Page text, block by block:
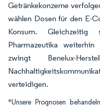
Getränkekonzerne
wählen Dosen für den E-
Konsum. Gleichzeitig
Pharmazeutika
zwingt Benelux-
verteidigen.
*Unsere Prognosen